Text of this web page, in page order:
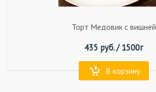
Торт Медовик с вишней
435 руб. /1500г
В корзину